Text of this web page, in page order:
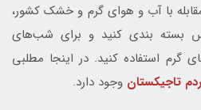
با آب و هوای گرم و خشک کشور،
بسته بندی کنید و برای شب‌های
گرم استفاده کنید. در اینجا مطلبی
تاجیکستان وجود دارد.